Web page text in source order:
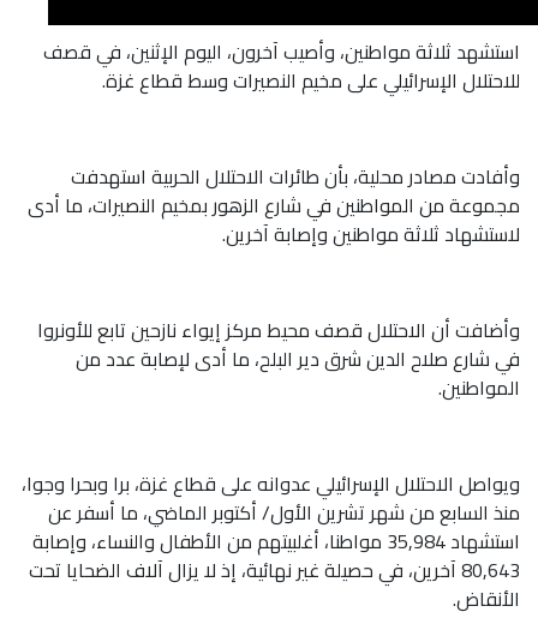
استشهد ثلاثة مواطنين، وأصيب آخرون، اليوم الإثنين، في قصف
للاحتلال الإسرائيلي على مخيم النصيرات وسط قطاع غزة.
وأفادت مصادر محلية، بأن طائرات الاحتلال الحربية استهدفت
مجموعة من المواطنين في شارع الزهور بمخيم النصيرات، ما أدى
لاستشهاد ثلاثة مواطنين وإصابة آخرين.
وأضافت أن الاحتلال قصف محيط مركز إيواء نازحين تابع للأونروا
في شارع صلاح الدين شرق دير البلح، ما أدى لإصابة عدد من
المواطنين.
ويواصل الاحتلال الإسرائيلي عدوانه على قطاع غزة، برا وبحرا وجوا،
منذ السابع من شهر تشرين الأول/ أكتوبر الماضي، ما أسفر عن
استشهاد 35,984 مواطنا، أغلبيتهم من الأطفال والنساء، وإصابة
80,643 آخرين، في حصيلة غير نهائية، إذ لا يزال آلاف الضحايا تحت
الأنقاض.